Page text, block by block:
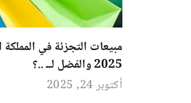
مبيعات التجزئة في
2025 والفضل لــ ..؟
أكتوبر 24, 2025